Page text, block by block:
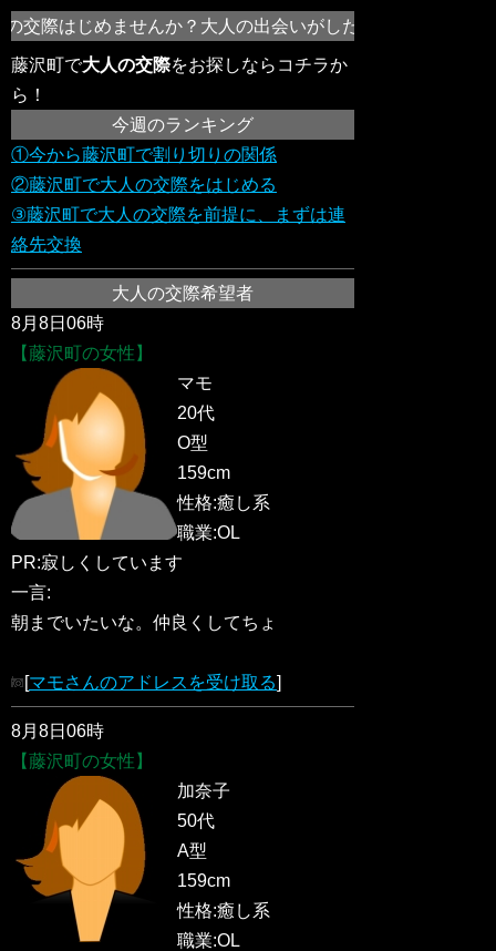
交際はじめませんか？大人の出会いがしたい！不倫の恋を
藤沢町で大人の交際をお探しならコチラか
ら！
今週のランキング
①今から藤沢町で割り切りの関係
②藤沢町で大人の交際をはじめる
③藤沢町で大人の交際を前提に、まずは連
絡先交換
大人の交際希望者
8月8日06時
【藤沢町の女性】
マモ
20代
O型
159cm
性格:癒し系
職業:OL
PR:寂しくしています
一言:
朝までいたいな。仲良くしてちょ
[マモさんのアドレスを受け取る]
8月8日06時
【藤沢町の女性】
加奈子
50代
A型
159cm
性格:癒し系
職業:OL